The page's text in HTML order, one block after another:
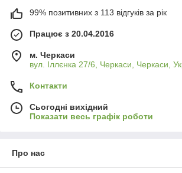
99% позитивних з 113 відгуків за рік
Працює з 20.04.2016
м. Черкаси
вул. Іллєнка 27/6, Черкаси, Черкаси,
Контакти
Сьогодні вихідний
Показати весь графік роботи
Про нас